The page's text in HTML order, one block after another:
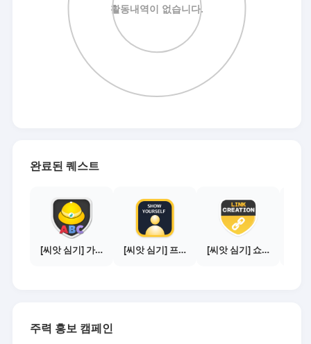
완료된 퀘스트
[씨앗 심기] 가이드보기 - 매체별 활동 가이드 [씨앗 심기] 프로필 사진 등록하기 [씨앗 심기] 쇼핑몰 링크 발급하기 - 제휴몰 10곳
주력 홍보 캠페인